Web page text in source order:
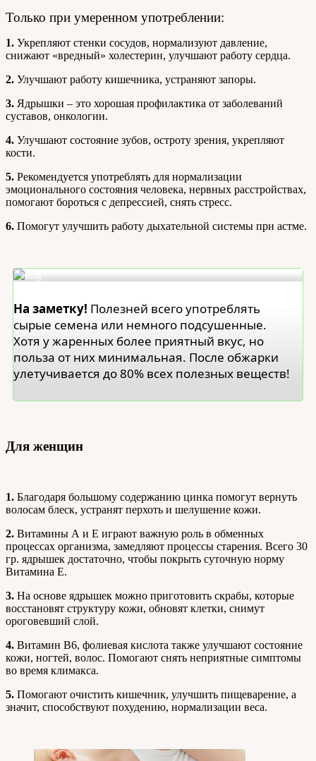
Только при умеренном употреблении:
1. Укрепляют стенки сосудов, нормализуют давление,
снижают «вредный» холестерин, улучшают работу сердца.
2. Улучшают работу кишечника, устраняют запоры.
3. Ядрышки – это хорошая профилактика от заболеваний
суставов, онкологии.
4. Улучшают состояние зубов, остроту зрения, укрепляют
кости.
5. Рекомендуется употреблять для нормализации
эмоционального состояния человека, нервных расстройствах,
помогают бороться с депрессией, снять стресс.
6. Помогут улучшить работу дыхательной системы при астме.
На заметку! Полезней всего употреблять
сырые семена или немного подсушенные.
Хотя у жаренных более приятный вкус, но
польза от них минимальная. После обжарки
улетучивается до 80% всех полезных веществ!
Для женщин
1. Благодаря большому содержанию цинка помогут вернуть
волосам блеск, устранят перхоть и шелушение кожи.
2. Витамины А и Е играют важную роль в обменных
процессах организма, замедляют процессы старения. Всего 30
гр. ядрышек достаточно, чтобы покрыть суточную норму
Витамина Е.
3. На основе ядрышек можно приготовить скрабы, которые
восстановят структуру кожи, обновят клетки, снимут
ороговевший слой.
4. Витамин В6, фолиевая кислота также улучшают состояние
кожи, ногтей, волос. Помогают снять неприятные симптомы
во время климакса.
5. Помогают очистить кишечник, улучшить пищеварение, а
значит, способствуют похудению, нормализации веса.